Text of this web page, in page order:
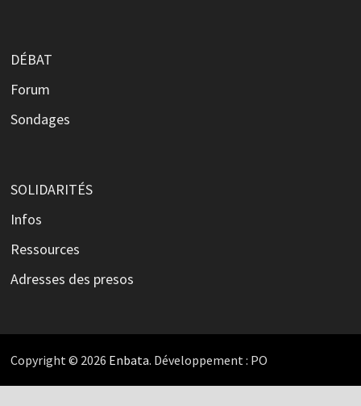
DÉBAT
Forum
Sondages
SOLIDARITÉS
Infos
Ressources
Adresses des presos
Copyright © 2026 Enbata. Développement : PO